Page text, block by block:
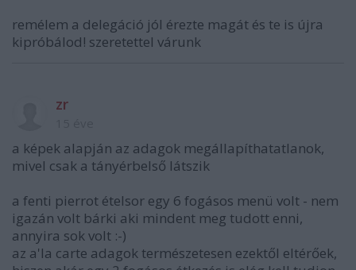
remélem a delegáció jól érezte magát és te is újra
kipróbálod! szeretettel várunk
zr
a képek alapján az adagok megállapíthatatlanok,
mivel csak a tányérbelső látszik
a fenti pierrot ételsor egy 6 fogásos menü volt - nem
igazán volt bárki aki mindent meg tudott enni,
annyira sok volt :-)
az a'la carte adagok természetesen ezektől eltérőek,